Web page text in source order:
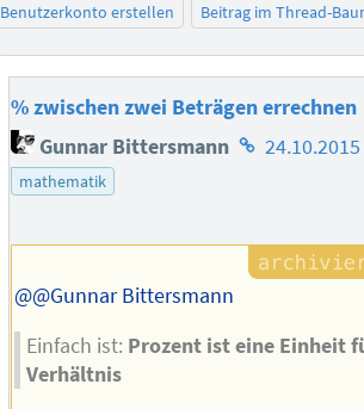
Benutzerkonto erstellen
Beitrag im Thread-
% zwischen zwei Beträgen errechnen
Gunnar Bittersmann Homepage
mathematik
@@Gunnar Bittersmann
Einfach ist: Prozent ist eine Einheit
Verhältnis